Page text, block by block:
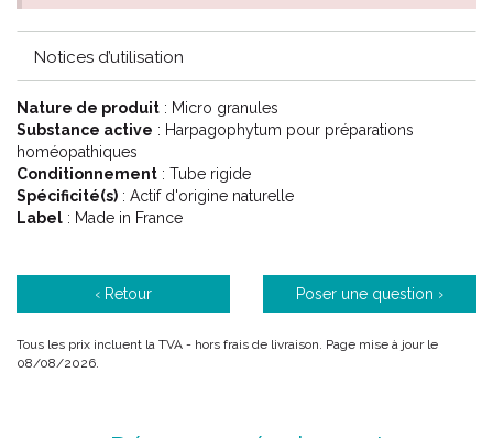
propriétés hypo-uricémiantes.
Le conseil de votre pharmacien
Choisir la dilution dans la liste déroulante ci-dessous . Les choix
possibles sont :
4CH Jaune
9CH Bleu
12CH Vert d'eau
30CH Violet
Notices d’utilisation
Nature de produit : Micro granules
Substance active : Harpagophytum pour préparations
homéopathiques
Conditionnement : Tube rigide
Spécificité(s) : Actif d'origine naturelle
Label : Made in France
‹ Retour Poser une question ›
Tous les prix incluent la TVA - hors frais de livraison. Page mise à jour le
08/08/2026.